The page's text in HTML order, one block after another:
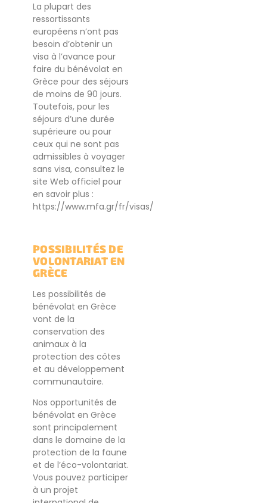
La plupart des
ressortissants
européens n’ont pas
besoin d’obtenir un
visa à l’avance pour
faire du bénévolat en
Grèce pour des séjours
de moins de 90 jours.
Toutefois, pour les
séjours d’une durée
supérieure ou pour
ceux qui ne sont pas
admissibles à voyager
sans visa, consultez le
site Web officiel pour
en savoir plus :
https://www.mfa.gr/fr/visas/
POSSIBILITÉS DE
VOLONTARIAT EN
GRÈCE
Les possibilités de
bénévolat en Grèce
vont de la
conservation des
animaux à la
protection des côtes
et au développement
communautaire.
Nos opportunités de
bénévolat en Grèce
sont principalement
dans le domaine de la
protection de la faune
et de l’éco-volontariat.
Vous pouvez participer
à un projet